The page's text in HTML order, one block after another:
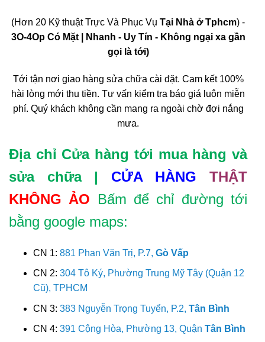
(Hơn 20 Kỹ thuật Trực Và Phục Vụ Tại Nhà ở Tphcm) -
3O-4Op Có Mặt | Nhanh - Uy Tín - Không ngại xa gần
gọi là tới)
Tới tận nơi giao hàng sửa chữa cài đặt. Cam kết 100%
hài lòng mới thu tiền. Tư vấn kiểm tra báo giá luôn miễn
phí. Quý khách không cần mang ra ngoài chờ đợi nắng
mưa.
Địa chỉ Cửa hàng tới mua hàng và
sửa chữa | CỬA HÀNG
THẬT
KHÔNG ẢO Bấm để chỉ đường tới
bằng google maps:
CN 1: 881 Phan Văn Trị, P.7, Gò Vấp
CN 2: 304 Tô Ký, Phường Trung Mỹ Tây (Quận 12
Cũ), TPHCM
CN 3: 383 Nguyễn Trọng Tuyển, P.2, Tân Bình
CN 4: 391 Cộng Hòa, Phường 13, Quận Tân Bình